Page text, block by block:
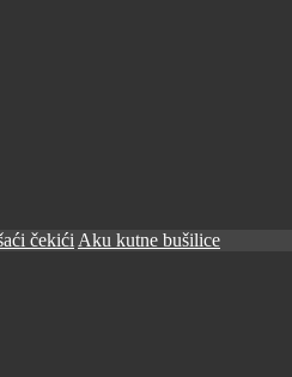
čekići Aku kutne bušilice